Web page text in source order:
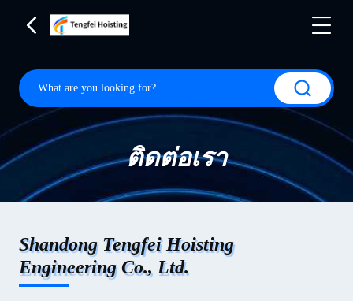
ติดต่อเรา
Shandong Tengfei Hoisting
Engineering Co., Ltd.